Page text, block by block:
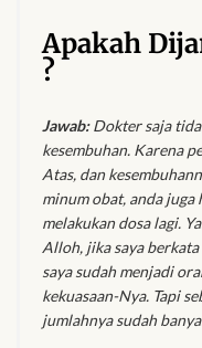
Apakah
?
Jawab:Dokter saja
kesembuhan. Karena
Atas, dan
minum obat, anda
melakukan dosa lagi.
Alloh, jika saya
saya sudah menjadi
kekuasaan-Nya. Tapi
jumlahnya sudah